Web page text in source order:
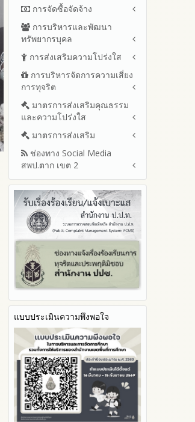
ข้อมูลผู้บริหาร
ข้อมูลการติดต่อและ ช่อง
ทางการสอบถาม
ระเบียบ / กฎหมายที่เกี่ยวข้อง
นโยบายคุ้มครองข้อมูลส่วน
บุคคล
ข่าวประชาสัมพันธ์
ข่าวสารพัฒนาสำนักงาน
เกี่ยวข้องกับแนวทางส่งเสริมความ
แผนยุทธศาสตร์หรือแผนพัฒนา
สำนักงานเขตพื้นที่การศึกษา
แผนและความก้าวหน้าในการ
ประจำปีงบประมาณ
ปีงบประมาณ 2569
ปีงบประมาณ 2568
ปีงบประมาณ 2567
ปีงบประมาณ 2566
ปีงบประมาณ 2565
รายงานผลการดำเนินงาน
ประจำปี
รายงานผลปี 2567
รายงานผลปี 2566
รายงานผลปี 2565
รายงานผลปี 2564
คู่มือหรือแนวทางการปฏิบัติงาน
ของเจ้าหน้าที่
คู่มือหรือแนวทางการขอรับ
บริการสำหรับผู้รับบริการหรือผู้มา
ระบบการให้บริการผ่านช่อง
ทางออนไลน์ (E-Service)
My Office
My School
SL-WEB
BRSS
ACC Tak2
ข้อมูลสถิติการให้บริการ
การจัดซื้อจัดจ้าง
สรุปผลการจัดซื้อจัดจ้างหรือการ
จัดหาพัสดุรายเดือน ประจำ
ปีงบประมาณ พ.ศ.2569 (แบบ
สขร.1)
รายงานสรุปผลการจัดซื้อจัดจ้าง
หรือการจัดหาพัสดุของสำนักงาน
เขตพื้นที่การศึกษา ประจำ
ปีงบประมาณ พ.ศ. 2568
การบริหารและพัฒนา
ทรัพยากรบุคล
หลักเกณฑ์และแผนการบริหาร
และพัฒนาทรัพยากรบุคลล ประจำ
ปีงบประมาณ พ.ศ.2569
พัฒนาทรัพยากรบุคคลประจำ
ปีงบประมาณ
ประมวลจริยธรรมและการขับ
เคลื่อนจริยธรรม
การส่งเสริมความโปร่งใส
แนวปฏิบัติการจัดการเรื่องร้อง
เรียนการทุจริตและประพฤติมิชอบ
ช่องทางแจ้งเรื่องร้องเรียนการ
ทุจริตและประพฤติมิชอบ
ข้อมูลสถิติเรื่องร้องเรียนการ
ทุจริตและประพฤติมิชอบ ประจำ
ปีงบประมาณ
การเปิดโอกาสให้มีส่วนร่วมใน
การดำเนินงานปีงบประมาณ
การบริหารจัดการความเสี่ยง
การทุจริต
การขับเคลื่อนนโยบาย No Gift
Policy จากการปฏิบัติหน้าที่และ
การเสริมสร้างรู้เกี่ยวกับหลักเกณฑ์
การรับทรัพย์สินหรือประโยชน์อื่น
ใดโดยธรรมจรรยาของเจ้า
พนักงานของรัฐ
การประเมินความเสี่ยงการทุจริต
ในสำนักงานเขตพื้นที่การศึกษา
ประจำปีงบประมาณ
รายงานผลการดำเนินการตาม
แผนบริหารจัดการความเสี่ยงการ
ทุจริตของสำนักงานเขตพื้นที่การ
ศึกษา ประจำงบประมาณ
มาตรการส่งเสริมคุณธรรม
และความโปร่งใส
แผนปฏิบัติการป้องกันการทุจริต
ประจำปีงบประมาณ
2569
2568
2567
2566
2565
2564
รายงานผลการดำเนินการ
ป้องกันการทุจริตประจำปี
2568
2567
2566
2565
2564
2563
รายงานการกำกับติดตาม
มาตรการส่งเสริมคุณธรรมและ
ความโปร่งใสภายใน สพท.
การนำผลการประเมิน ITA ไปสู่
การพัฒนาองค์กร
มาตรการส่งเสริม
มาตรการเผยแพร่ข้อมูลต่อ
สาธารณะ
มาตรการส่งเสริมความโปร่งใสใน
การจัดซื้อจัดจ้าง
มาตราการจัดการเรื่องร้องเรียน
การทุจริต
มาตรการป้องกันการรับสินบน
มาตรการป้องกันการขัดกัน
ระหว่างผลประโยชน์ส่วนตนกับ
ส่วนรวม
มาตรการตรวจสอบการใช้ดุลพินิจ
มาตราการให้ผู้มีส่วนได้ส่วนเสียมี
ส่วนร่วม
ช่องทาง Social Media
สพป.ตาก เขต 2
Q&A / ชมเชย / เสนอแนะ
Facebook เพจ สพป.ตาก 2
Youtube ช่อง สพป.ตาก เขต 2
Youtube เรื่องเล่าข่าวตาก 2
แบบประเมินความพึงพอใจ